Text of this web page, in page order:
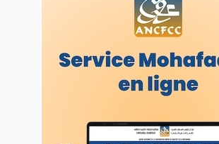
ABOUT US
A propos de L'ODJ
VOS CONTRIBUTIONS
LODJ VIDÉO